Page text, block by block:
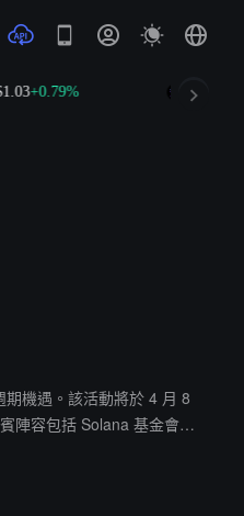
+0.79% SOL
機遇。該活動將於 4 月 8
陣容包括 Solana 基金會顧